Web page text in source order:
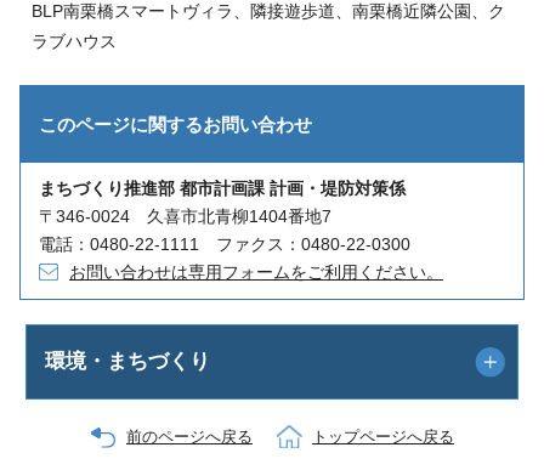
BLP南栗橋スマートヴィラ、隣接遊歩道、南栗橋近隣公園、ク
ラブハウス
このページに関するお問い合わせ
まちづくり推進部 都市計画課 計画・堤防対策係
〒346-0024 久喜市北青柳1404番地7
電話：0480-22-1111 ファクス：0480-22-0300
お問い合わせは専用フォームをご利用ください。
環境・まちづくり
前のページへ戻る トップページへ戻る